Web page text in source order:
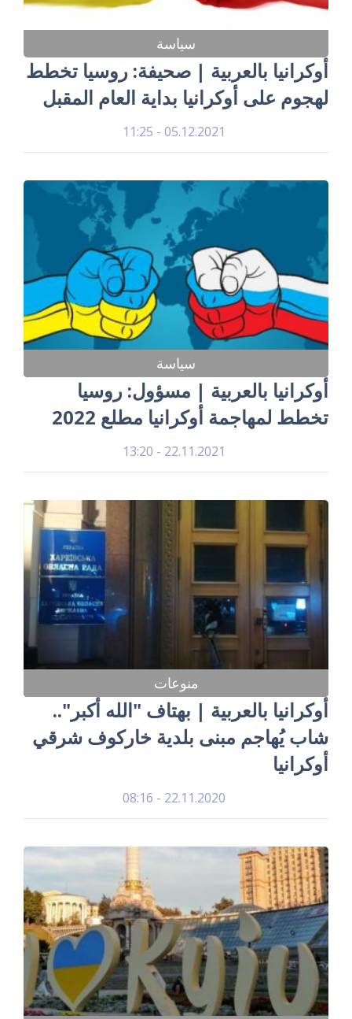
سياسة
أوكرانيا بالعربية | صحيفة: روسيا تخطط
لهجوم على أوكرانيا بداية العام المقبل
05.12.2021 - 11:25
سياسة
أوكرانيا بالعربية | مسؤول: روسيا
تخطط لمهاجمة أوكرانيا مطلع 2022
22.11.2021 - 13:20
منوعات
أوكرانيا بالعربية | بهتاف "الله أكبر"..
شاب يُهاجم مبنى بلدية خاركوف شرقي
أوكرانيا
22.11.2020 - 08:16